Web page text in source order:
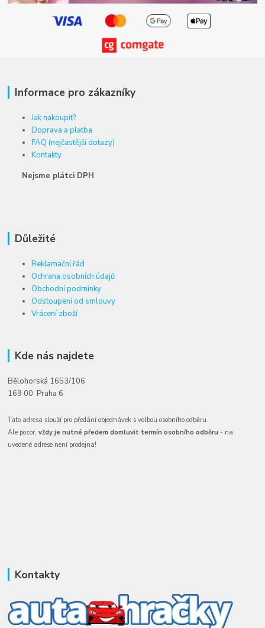
Informace pro zákazníky
Jak nakoupit?
Doprava a platba
FAQ (nejčastější dotazy)
Kontakty
Nejsme plátci DPH
Důležité
Reklamační řád
Ochrana osobních údajů
Obchodní podmínky
Odstoupení od smlouvy
Vrácení zboží
Kde nás najdete
Bělohorská 1653/106
169 00 Praha 6
Tato adresa slouží pro předání objednávek s volbou osobního odběru.
Ale pozor,vždy je nutné předem domluvit termín osobního odběru - na
uvedené adrese není prodejna!
Kontakty